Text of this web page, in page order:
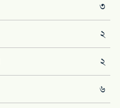
৩
২
২
৬